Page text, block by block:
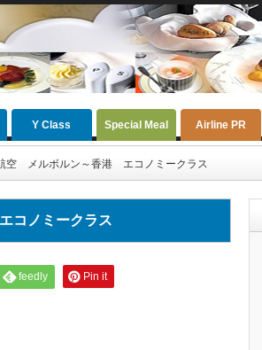
Y Class Special Meal Airline PR
空 メルボルン～香港 エコノミークラス
コノミークラス
feedly Pin it